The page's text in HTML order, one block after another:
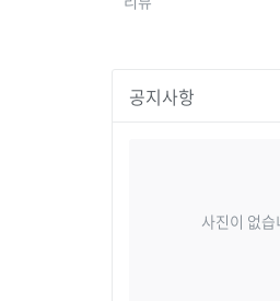
공지사항
사진이 없습